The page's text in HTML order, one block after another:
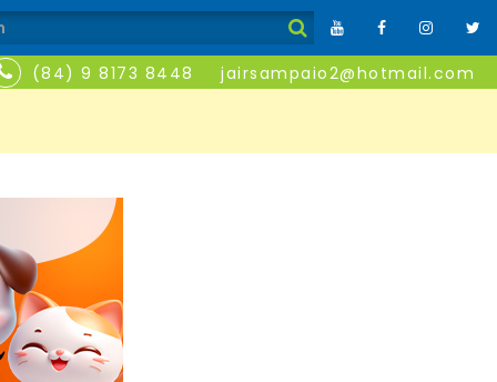
(84) 9 8173 8448 jairsampaio2@hotmail.com